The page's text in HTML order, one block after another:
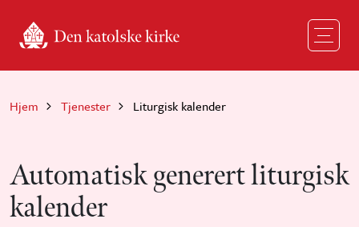
Hjem Tjenester Liturgisk kalender
Automatisk generert liturgisk
kalender